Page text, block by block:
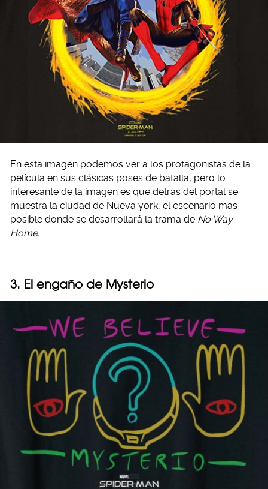
En esta imagen podemos ver a los protagonistas de la
película en sus clásicas poses de batalla, pero lo
interesante de la imagen es que detrás del portal se
muestra la ciudad de Nueva york, el escenario más
posible donde se desarrollará la trama de No Way
Home.
3. El engaño de Mysterio